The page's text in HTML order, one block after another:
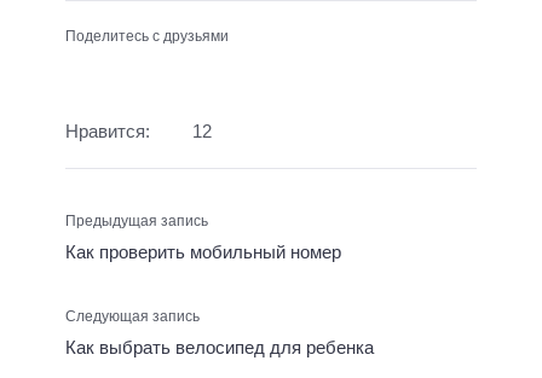
Поделитесь с друзьями
Нравится: 12
Предыдущая запись
Как проверить мобильный номер
Следующая запись
Как выбрать велосипед для ребенка